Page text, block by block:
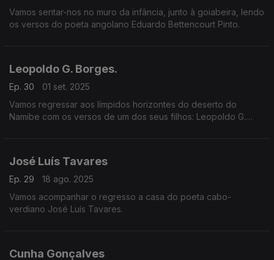
Vamos sentar-nos no muro da infância, junto à goiabeira, lendo
os versos do poeta angolano Eduardo Bettencourt Pinto.
Leopoldo G. Borges.
Ep. 30
01 set. 2025
Vamos regressar aos límpidos horizontes do deserto do
Namibe com os versos de um dos seus filhos: Leopoldo G.
José Luís Tavares
Ep. 29
18 ago. 2025
Vamos acompanhar o regresso a casa do poeta cabo-
verdiano José Luís Tavares.
Cunha Gonçalves